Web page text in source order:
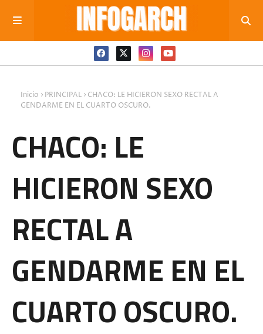
Inicio PRINCIPAL
CHACO: LE HICIERON SEXO RECTAL A
GENDARME EN EL CUARTO OSCURO.
CHACO: LE
HICIERON SEXO
RECTAL A
GENDARME EN EL
CUARTO OSCURO.